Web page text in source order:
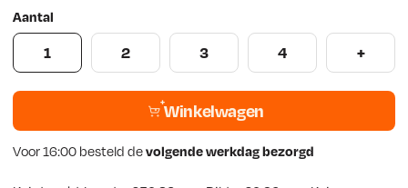
Aantal
1 2 3 4 +
Winkelwagen
Voor 16:00 besteld devolgende werkdag bezorgd